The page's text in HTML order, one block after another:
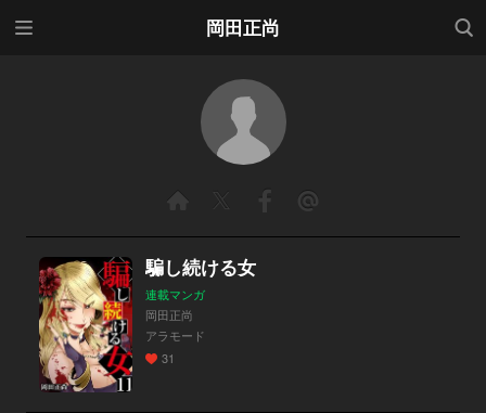
岡田正尚
検索
騙し続ける女
連載マンガ
岡田正尚
アラモード
31